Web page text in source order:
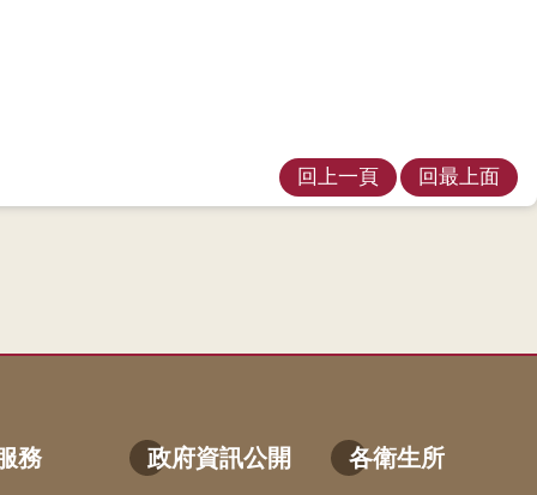
回上一頁 回最上面
務 政府資訊公開 各衛生所